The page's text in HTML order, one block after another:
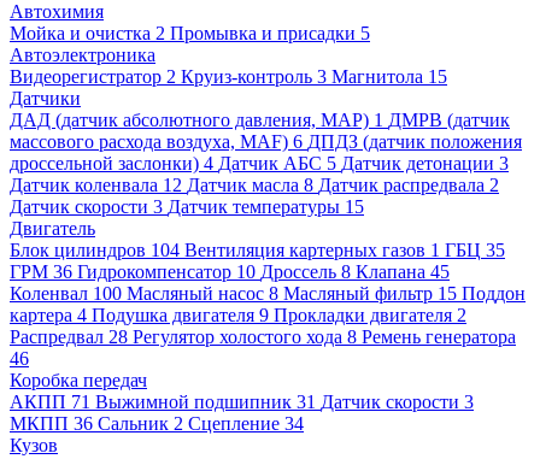
Автохимия
Мойка и очистка 2 Промывка и присадки 5
Автоэлектроника
Видеорегистратор 2 Круиз-контроль 3 Магнитола 15
Датчики
ДАД (датчик абсолютного давления, MAP) 1 ДМРВ (датчик
массового расхода воздуха, MAF) 6 ДПДЗ (датчик положения
дроссельной заслонки) 4 Датчик АБС 5 Датчик детонации 3
Датчик коленвала 12 Датчик масла 8 Датчик распредвала 2
Датчик скорости 3 Датчик температуры 15
Двигатель
Блок цилиндров 104 Вентиляция картерных газов 1 ГБЦ 35
ГРМ 36 Гидрокомпенсатор 10 Дроссель 8 Клапана 45
Коленвал 100 Масляный насос 8 Масляный фильтр 15 Поддон
картера 4 Подушка двигателя 9 Прокладки двигателя 2
Распредвал 28 Регулятор холостого хода 8 Ремень генератора
46
Коробка передач
АКПП 71 Выжимной подшипник 31 Датчик скорости 3
МКПП 36 Сальник 2 Сцепление 34
Кузов